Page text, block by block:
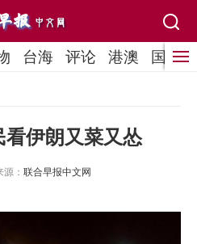
台海 评论 港澳 国际
伊朗又菜又怂
源： 联合早报中文网